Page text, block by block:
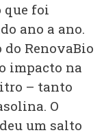
que foi
ano a ano.
do RenovaBio
impacto na
– tanto
O
um salto